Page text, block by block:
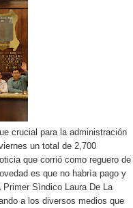
crucial para la administración
un total de 2,700
que corrió como reguero de
es que no habrìa pago y
Sìndico Laura De La
a los diversos medios que